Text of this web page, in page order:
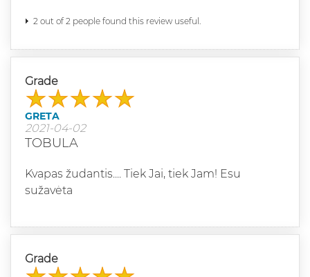
2 out of 2 people found this review useful.
Grade
GRETA
2021-04-02
TOBULA
Kvapas žudantis.... Tiek Jai, tiek Jam! Esu
sužavėta
Grade